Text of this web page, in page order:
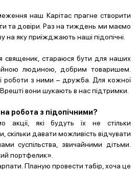
наш Карітас прагне створити
та довіри. Раз на тиждень ми маємо
на яку приїжджають наші підопічні.
священик, стараюся бути для наших
людиною, добрим товаришем.
роботи з ними – дружба. Для кожної
вони шукають в нас підтримки.
робота з підопічними?
які будуть їх не стільки
скільки давати можливість відчувати
суспільства, звичайними дітьми.
портфелик».
Планую провести табір, хоча це